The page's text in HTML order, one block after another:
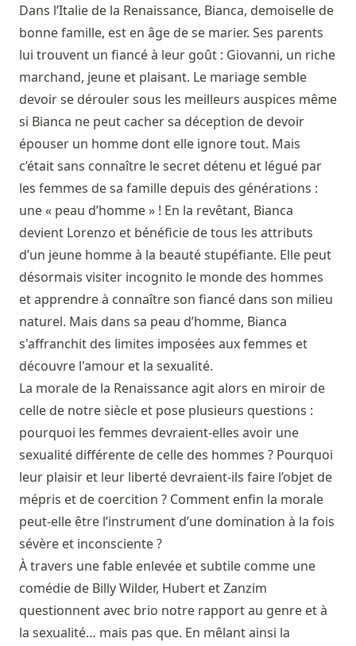
Dans l’Italie de la Renaissance, Bianca, demoiselle de
bonne famille, est en âge de se marier. Ses parents
lui trouvent un fiancé à leur goût : Giovanni, un riche
marchand, jeune et plaisant. Le mariage semble
devoir se dérouler sous les meilleurs auspices même
si Bianca ne peut cacher sa déception de devoir
épouser un homme dont elle ignore tout. Mais
c’était sans connaître le secret détenu et légué par
les femmes de sa famille depuis des générations :
une « peau d’homme » ! En la revêtant, Bianca
devient Lorenzo et bénéficie de tous les attributs
d’un jeune homme à la beauté stupéfiante. Elle peut
désormais visiter incognito le monde des hommes
et apprendre à connaître son fiancé dans son milieu
naturel. Mais dans sa peau d’homme, Bianca
s'affranchit des limites imposées aux femmes et
découvre l'amour et la sexualité.
La morale de la Renaissance agit alors en miroir de
celle de notre siècle et pose plusieurs questions :
pourquoi les femmes devraient-elles avoir une
sexualité différente de celle des hommes ? Pourquoi
leur plaisir et leur liberté devraient-ils faire l’objet de
mépris et de coercition ? Comment enfin la morale
peut-elle être l’instrument d’une domination à la fois
sévère et inconsciente ?
À travers une fable enlevée et subtile comme une
comédie de Billy Wilder, Hubert et Zanzim
questionnent avec brio notre rapport au genre et à
la sexualité… mais pas que. En mêlant ainsi la